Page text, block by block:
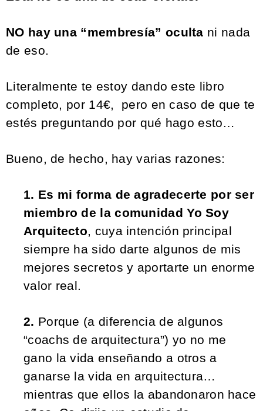
NO hay una “membresía” oculta ni nada
de eso.
Literalmente te estoy dando este libro
completo, por 14€, pero en caso de que te
estés preguntando por qué hago esto…
Bueno, de hecho, hay varias razones:
1. Es mi forma de agradecerte por ser
miembro de la comunidad Yo Soy
Arquitecto, cuya intención principal
siempre ha sido darte algunos de mis
mejores secretos y aportarte un enorme
valor real.
2. Porque (a diferencia de algunos
“coachs de arquitectura”) yo no me
gano la vida enseñando a otros a
ganarse la vida en arquitectura…
mientras que ellos la abandonaron hace